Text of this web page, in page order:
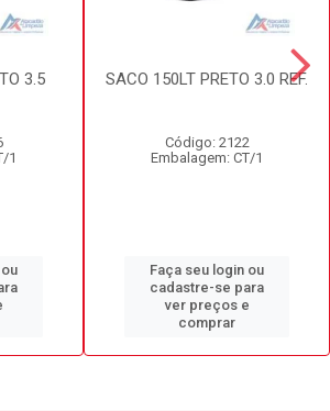
3.5
1
SACO 150LT PRETO 3.0 REF.
Código: 2122
Embalagem: CT/1
Faça seu login ou
cadastre-se para
ver preços e
comprar